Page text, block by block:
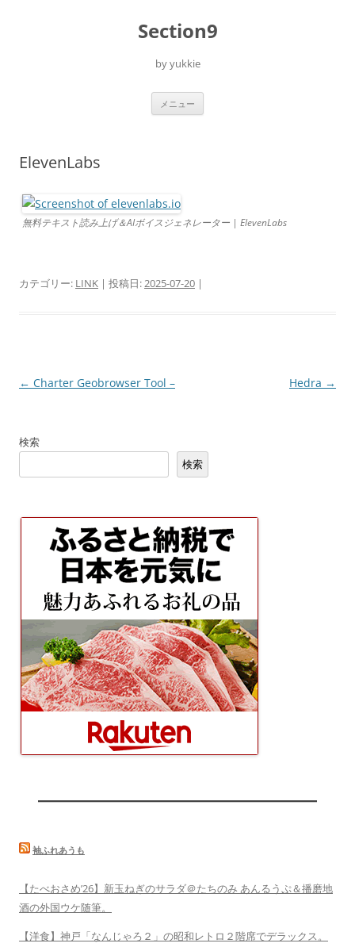
Section9
by yukkie
メニュー
ElevenLabs
無料テキスト読み上げ＆AIボイスジェネレーター | ElevenLabs
カテゴリー: LINK | 投稿日:2025-07-20 |
投
ビ
シ
← Charter Geobrowser Tool – Hedra →
検索
検索
袖ふれあうも
【たべおさめ’26】新玉ねぎのサラダ＠たちのみ あんるうぷ＆播磨地
酒の外国ウケ随筆。
【洋食】神戸「なんじゃろ２」の昭和レトロ２階席でデラックス。